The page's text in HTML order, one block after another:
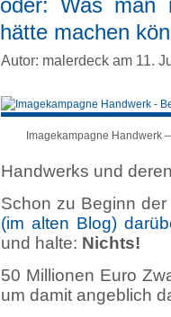
oder: Was man
hätte machen
Autor: malerdeck am 11.
Imagekampagne Handwerk
Handwerks und
Schon zu Beginn
(im alten Blog)
und halte: Nichts!
50 Millionen Euro
um damit angeblich